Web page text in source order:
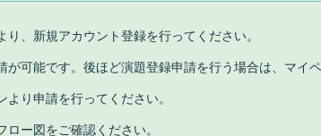
、新規アカウント登録を行ってください。
が可能です。後ほど演題登録申請を行う場合は、マイ
り申請を行ってください。
ー図をご確認ください。